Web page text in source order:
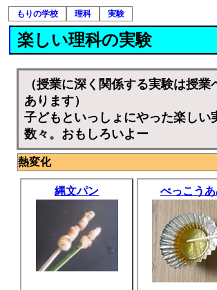
もりの学校 理科 実験
楽しい理科の実験
（授業に深く関係する実験は授業
あります）
子どもといっしょにやった楽しい
数々。おもしろいよー
熱変化
縄文パン べっこう